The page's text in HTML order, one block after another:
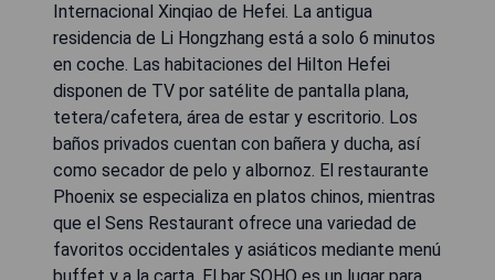
Internacional Xinqiao de Hefei. La antigua
residencia de Li Hongzhang está a solo 6 minutos
en coche. Las habitaciones del Hilton Hefei
disponen de TV por satélite de pantalla plana,
tetera/cafetera, área de estar y escritorio. Los
baños privados cuentan con bañera y ducha, así
como secador de pelo y albornoz. El restaurante
Phoenix se especializa en platos chinos, mientras
que el Sens Restaurant ofrece una variedad de
favoritos occidentales y asiáticos mediante menú